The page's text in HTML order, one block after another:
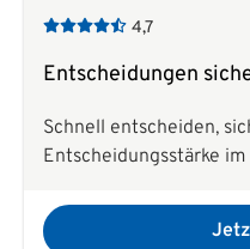
4,7
Entscheidungen
Schnell entscheiden,
Entscheidungsstärke